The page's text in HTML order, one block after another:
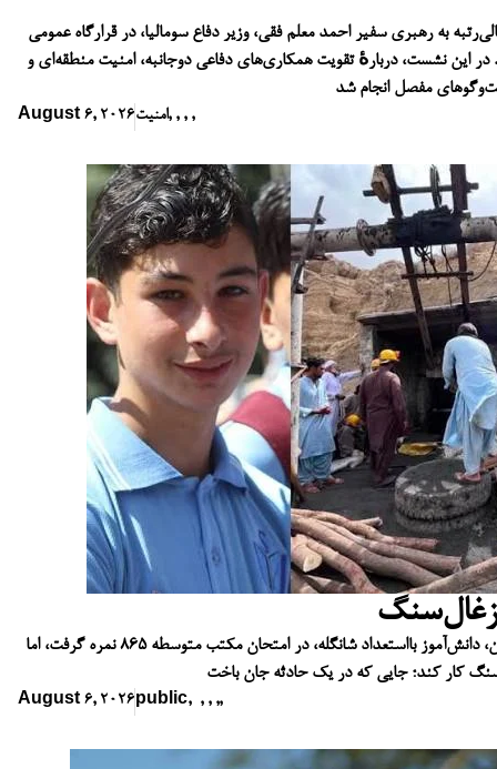
به رهبری سفیر احمد معلم فقی، وزیر دفاع سومالیا، در قرارگاه عمومی
این نشست، دربارهٔ تقویت همکاری‌های دفاعی دوجانبه، امنیت منطقه‌ای و
مفصل انجام شد
August 6, 2026امنیت, , , ,
زغال‌سنگ
از کتاب‌ها تا معدن زغال‌سنگ؛ ابوسفیان، دانش‌آموز بااستعداد شانگله، در امتحان مکتب متوسطه ۸۶۵ نمره گرفت، اما
کار کند؛ جایی که در یک حادثه جان باخت
August 6, 2026 public, ,,,,